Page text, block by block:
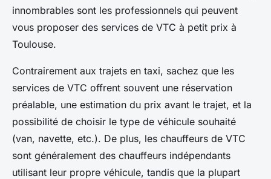
innombrables sont les professionnels qui peuvent
vous proposer des services de VTC à petit prix à
Toulouse.
Contrairement aux trajets en taxi, sachez que les
services de VTC offrent souvent une réservation
préalable, une estimation du prix avant le trajet, et la
possibilité de choisir le type de véhicule souhaité
(van, navette, etc.). De plus, les chauffeurs de VTC
sont généralement des chauffeurs indépendants
utilisant leur propre véhicule, tandis que la plupart